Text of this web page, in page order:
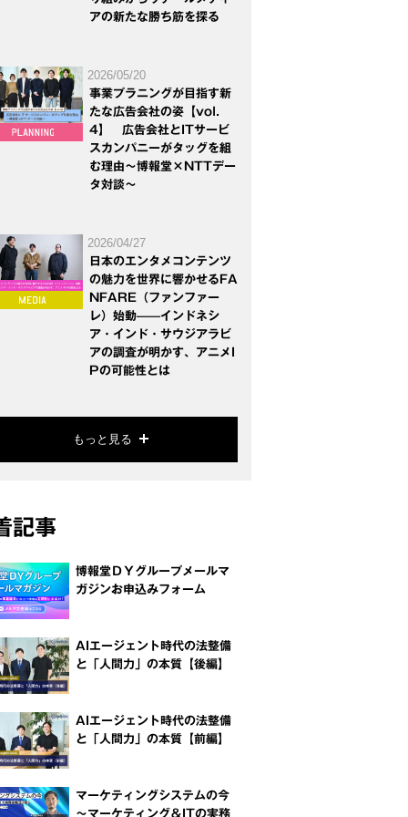
アの新たな勝ち筋を探る
2026/05/20
事業プラニングが目指す新
たな広告会社の姿【vol.
4】 広告会社とITサービ
スカンパニーがタッグを組
む理由～博報堂×NTTデー
タ対談～
2026/04/27
日本のエンタメコンテンツ
の魅力を世界に響かせるFA
NFARE（ファンファー
レ）始動——インドネシ
ア・インド・サウジアラビ
アの調査が明かす、アニメI
Pの可能性とは
もっと見る
記事
博報堂ＤＹグループメールマ
ガジンお申込みフォーム
AIエージェント時代の法整備
と「人間力」の本質【後編】
AIエージェント時代の法整備
と「人間力」の本質【前編】
マーケティングシステムの今
～マーケティング＆ITの実務